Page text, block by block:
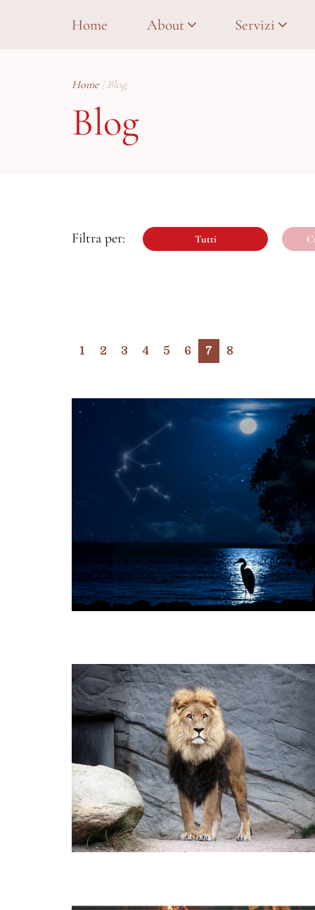
Home About Servizi
Home Blog
Blog
Tutti
1 2 3 4 5 6 7 8